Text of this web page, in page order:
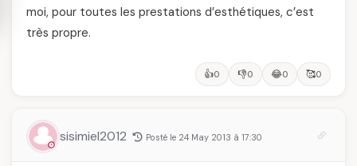
moi, pour toutes les prestations d’esthétiques, c’est
très propre.
👍0 👎0 😂0 🥰0
sisimiel2012 Posté le 24 May 2013 à 17:30